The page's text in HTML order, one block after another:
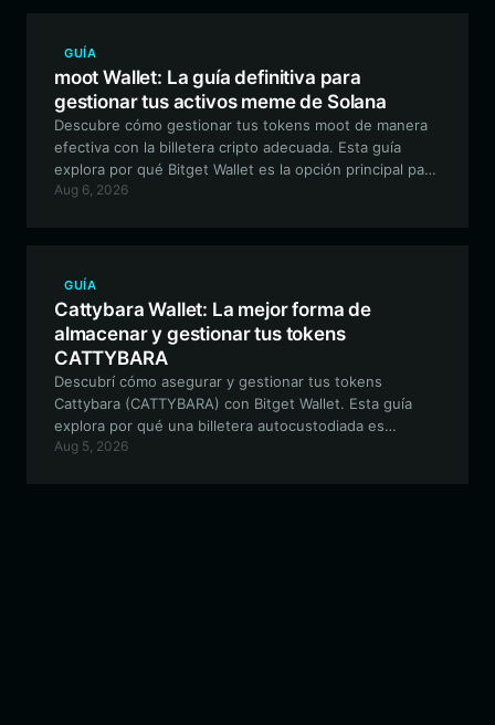
GUÍA
moot Wallet: La guía definitiva para
gestionar tus activos meme de Solana
Descubre cómo gestionar tus tokens moot de manera
efectiva con la billetera cripto adecuada. Esta guía
explora por qué Bitget Wallet es la opción principal para
navegar el ecosistema de Solana, asegurando que tu
Aug 6, 2026
GUÍA
Cattybara Wallet: La mejor forma de
almacenar y gestionar tus tokens
CATTYBARA
Descubrí cómo asegurar y gestionar tus tokens
Cattybara (CATTYBARA) con Bitget Wallet. Esta guía
explora por qué una billetera autocustodiada es
esencial para navegar el ecosistema EVM y participar
Aug 5, 2026